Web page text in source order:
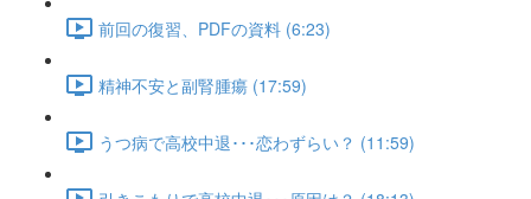
前回の復習、PDFの資料 (6:23)
精神不安と副腎腫瘍 (17:59)
うつ病で高校中退･･･恋わずらい？ (11:59)